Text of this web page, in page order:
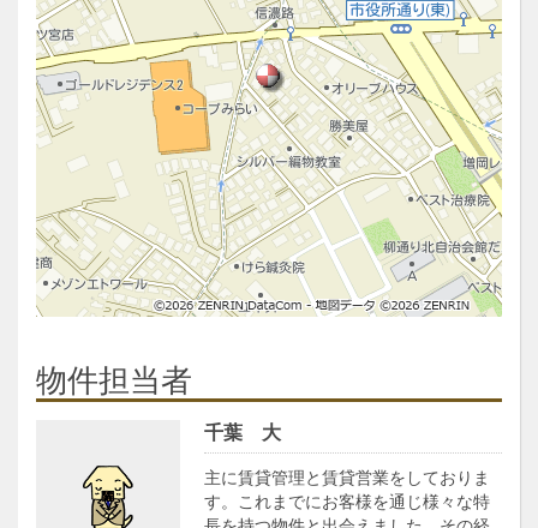
物件担当者
千葉 大
主に賃貸管理と賃貸営業をしておりま
す。これまでにお客様を通じ様々な特